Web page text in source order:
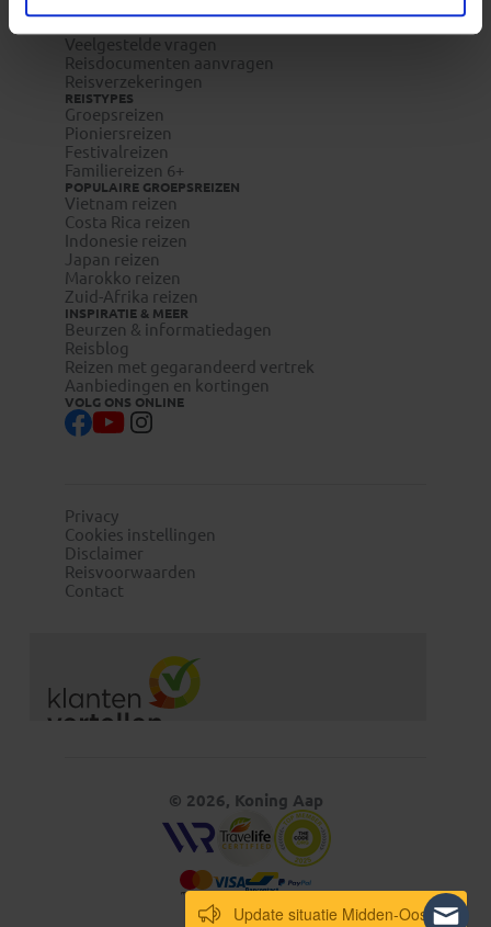
Veelgestelde vragen
Reisdocumenten aanvragen
Reisverzekeringen
REISTYPES
Groepsreizen
Pioniersreizen
Festivalreizen
Familiereizen 6+
POPULAIRE GROEPSREIZEN
Vietnam reizen
Costa Rica reizen
Indonesie reizen
Japan reizen
Marokko reizen
Zuid-Afrika reizen
INSPIRATIE & MEER
Beurzen & informatiedagen
Reisblog
Reizen met gegarandeerd vertrek
Aanbiedingen en kortingen
VOLG ONS ONLINE
Privacy
Cookies instellingen
Disclaimer
Reisvoorwaarden
Contact
© 2026, Koning Aap
Update situatie Midden-Oosten